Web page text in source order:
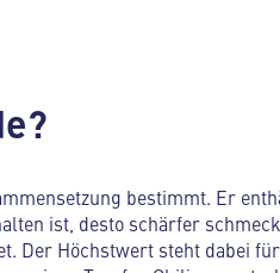
bestimmt. Er
ist, desto schärfer
Der Höchstwert steht dabei